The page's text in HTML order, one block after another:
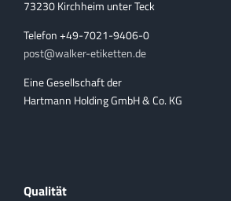
73230 Kirchheim unter Teck
Telefon +49-7021-9406-0
post@walker-etiketten.de
Eine Gesellschaft der
Hartmann Holding GmbH & Co. KG
Qualität